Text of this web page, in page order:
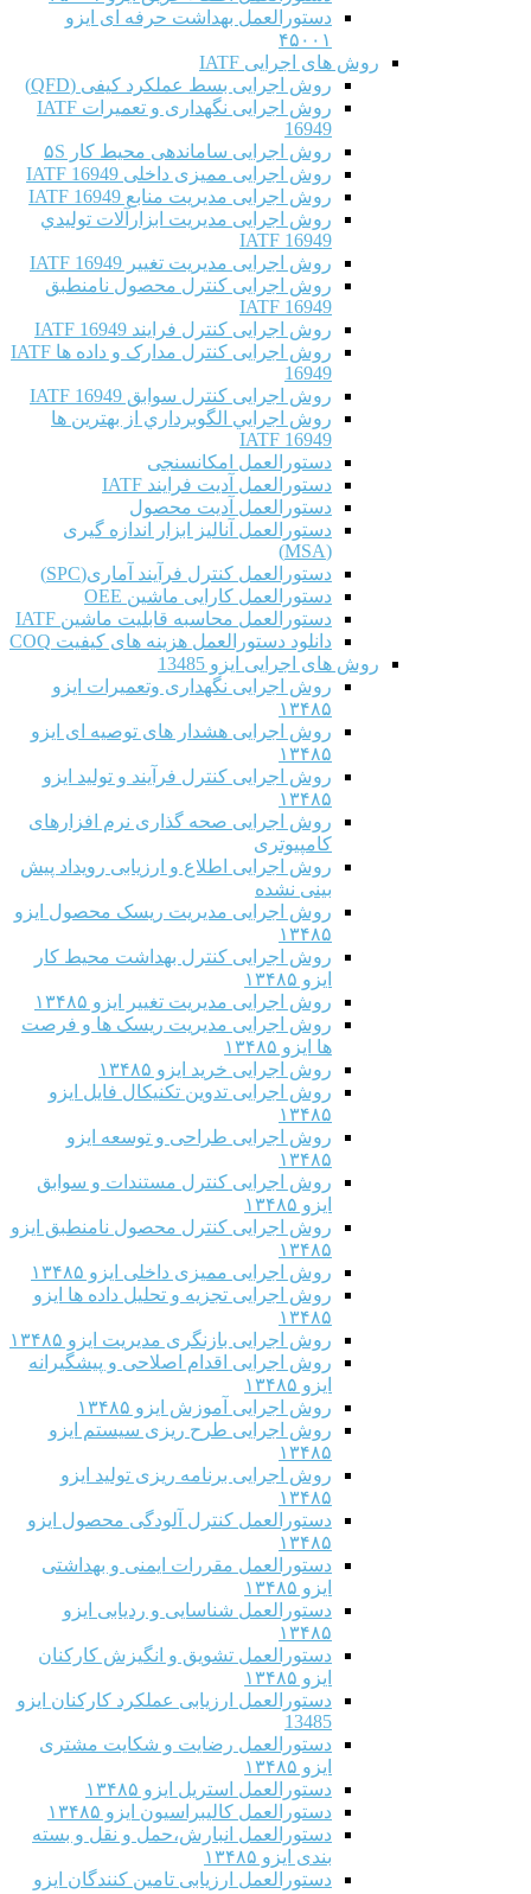
دستورالعمل بهداشت حرفه ای ایزو
۴۵۰۰۱
روش های اجرایی IATF
روش اجرایی بسط عملکرد کیفی (QFD)
روش اجرایی نگهداری و تعمیرات IATF
16949
روش اجرایی ساماندهی محیط کار ۵S
روش اجرایی ممیزی داخلی IATF 16949
روش اجرایی مدیریت منابع IATF 16949
روش اجرایی مديريت ابزارآلات توليدي
IATF 16949
روش اجرایی مدیریت تغییر IATF 16949
روش اجرایی کنترل محصول نامنطبق
IATF 16949
روش اجرایی کنترل فرایند IATF 16949
روش اجرایی کنترل مدارک و داده ها IATF
16949
روش اجرایی کنترل سوابق IATF 16949
روش اجرايي الگوبرداري از بهترين ها
IATF 16949
دستورالعمل امکانسنجی
دستورالعمل آدیت فرایند IATF
دستورالعمل آدیت محصول
دستورالعمل آنالیز ابزار اندازه گیری
(MSA)
دستورالعمل کنترل فرآیند آماری(SPC)
دستورالعمل کارایی ماشین OEE
دستورالعمل محاسبه قابلیت ماشین IATF
دانلود دستورالعمل هزینه های کیفیت COQ
روش های اجرایی ایزو 13485
روش اجرایی نگهداری وتعمیرات ایزو
۱۳۴۸۵
روش اجرایی هشدار های توصیه ای ایزو
۱۳۴۸۵
روش اجرایی کنترل فرآیند و تولید ایزو
۱۳۴۸۵
روش اجرایی صحه گذاری نرم افزارهای
کامپیوتری
روش اجرایی اطلاع و ارزیابی رویداد پیش
بینی نشده
روش اجرایی مدیریت ریسک محصول ایزو
۱۳۴۸۵
روش اجرایی کنترل بهداشت محیط کار
ایزو ۱۳۴۸۵
روش اجرایی مدیریت تغییر ایزو ۱۳۴۸۵
روش اجرایی مدیریت ریسک ها و فرصت
ها ایزو ۱۳۴۸۵
روش اجرایی خرید ایزو ۱۳۴۸۵
روش اجرایی تدوین تکنیکال فایل ایزو
۱۳۴۸۵
روش اجرایی طراحی و توسعه ایزو
۱۳۴۸۵
روش اجرایی کنترل مستندات و سوابق
ایزو ۱۳۴۸۵
روش اجرایی کنترل محصول نامنطبق ایزو
۱۳۴۸۵
روش اجرایی ممیزی داخلی ایزو ۱۳۴۸۵
روش اجرایی تجزیه و تحلیل داده ها ایزو
۱۳۴۸۵
روش اجرایی بازنگری مدیریت ایزو ۱۳۴۸۵
روش اجرایی اقدام اصلاحی و پیشگیرانه
ایزو ۱۳۴۸۵
روش اجرایی آموزش ایزو ۱۳۴۸۵
روش اجرایی طرح ریزی سیستم ایزو
۱۳۴۸۵
روش اجرایی برنامه ریزی تولید ایزو
۱۳۴۸۵
دستورالعمل کنترل آلودگی محصول ایزو
۱۳۴۸۵
دستورالعمل مقررات ایمنی و بهداشتی
ایزو ۱۳۴۸۵
دستورالعمل شناسایی و ردیابی ایزو
۱۳۴۸۵
دستورالعمل تشویق و انگیزش کارکنان
ایزو ۱۳۴۸۵
دستورالعمل ارزیابی عملکرد کارکنان ایزو
13485
دستورالعمل رضایت و شکایت مشتری
ایزو ۱۳۴۸۵
دستورالعمل استریل ایزو ۱۳۴۸۵
دستورالعمل کالیبراسیون ایزو ۱۳۴۸۵
دستورالعمل انبارش،حمل و نقل و بسته
بندی ایزو ۱۳۴۸۵
دستورالعمل ارزیابی تامین کنندگان ایزو